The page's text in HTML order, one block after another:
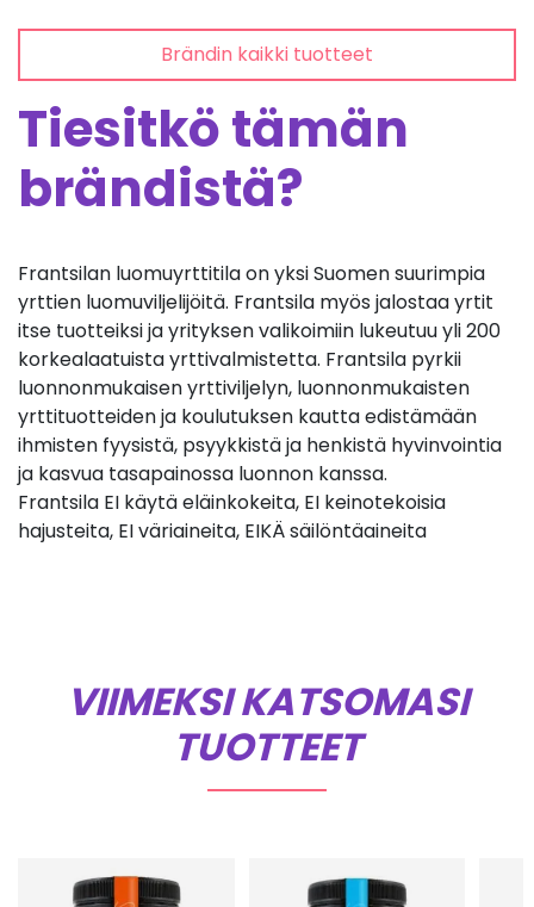
Brändin kaikki tuotteet
Tiesitkö tämän
brändistä?
Frantsilan luomuyrttitila on yksi Suomen suurimpia
yrttien luomuviljelijöitä. Frantsila myös jalostaa yrtit
itse tuotteiksi ja yrityksen valikoimiin lukeutuu yli 200
korkealaatuista yrttivalmistetta. Frantsila pyrkii
luonnonmukaisen yrttiviljelyn, luonnonmukaisten
yrttituotteiden ja koulutuksen kautta edistämään
ihmisten fyysistä, psyykkistä ja henkistä hyvinvointia
ja kasvua tasapainossa luonnon kanssa.
Frantsila EI käytä eläinkokeita, EI keinotekoisia
hajusteita, EI väriaineita, EIKÄ säilöntäaineita
VIIMEKSI KATSOMASI
TUOTTEET